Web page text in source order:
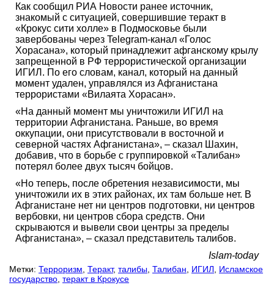
Как сообщил РИА Новости ранее источник,
знакомый с ситуацией, совершившие теракт в
«Крокус сити холле» в Подмосковье были
завербованы через Telegram-канал «Голос
Хорасана», который принадлежит афганскому крылу
запрещенной в РФ террористической организации
ИГИЛ. По его словам, канал, который на данный
момент удален, управлялся из Афганистана
террористами «Вилаята Хорасан».
«На данный момент мы уничтожили ИГИЛ на
территории Афганистана. Раньше, во время
оккупации, они присутствовали в восточной и
северной частях Афганистана», – сказал Шахин,
добавив, что в борьбе с группировкой «Талибан»
потерял более двух тысяч бойцов.
«Но теперь, после обретения независимости, мы
уничтожили их в этих районах, их там больше нет. В
Афганистане нет ни центров подготовки, ни центров
вербовки, ни центров сбора средств. Они
скрываются и вывели свои центры за пределы
Афганистана», – сказал представитель талибов.
Islam-today
Метки: Терроризм Теракт, талибы Талибан ИГИЛ
Исламское
государство теракт в Крокусе